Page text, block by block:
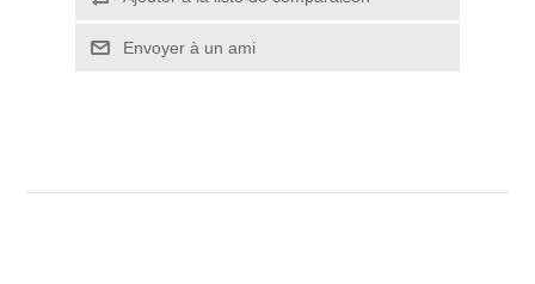
Envoyer à un ami